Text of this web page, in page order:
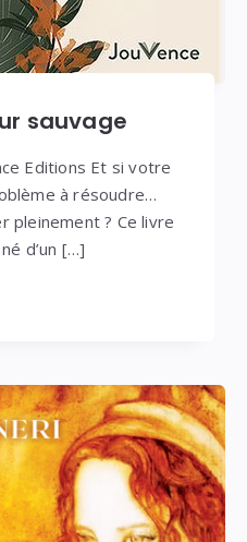
sauvage
Editions Et si votre
à résoudre…
pleinement ? Ce livre
d’un […]